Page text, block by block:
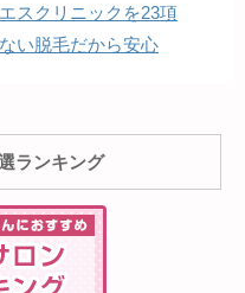
スクリニックを23項
い脱毛だから安心
ランキング